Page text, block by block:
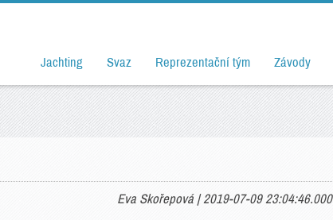
Jachting Svaz Reprezentační tým Závody
Eva Skořepová | 2019-07-09 23:04:46.000